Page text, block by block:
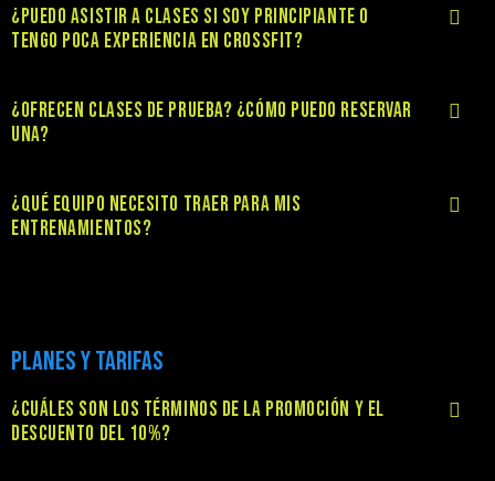
¿PUEDO ASISTIR A CLASES SI SOY PRINCIPIANTE O
TENGO POCA EXPERIENCIA EN CROSSFIT?
¿OFRECEN CLASES DE PRUEBA? ¿CÓMO PUEDO RESERVAR
UNA?
¿QUÉ EQUIPO NECESITO TRAER PARA MIS
ENTRENAMIENTOS?
PLANES Y TARIFAS
¿CUÁLES SON LOS TÉRMINOS DE LA PROMOCIÓN Y EL
DESCUENTO DEL 10%?